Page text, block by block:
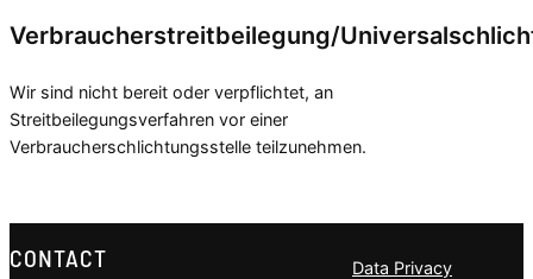
Verbraucherstreitbeilegung/
Wir sind nicht bereit oder verpflichtet, an
Streitbeilegungsverfahren vor einer
Verbraucherschlichtungsstelle teilzunehmen.
CONTACT
Data Privacy